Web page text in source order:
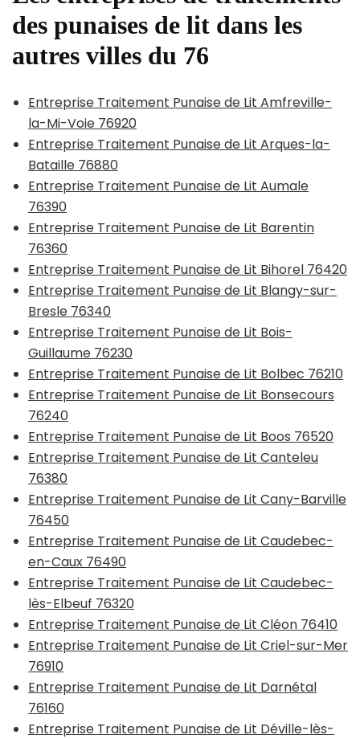
des punaises de lit dans les
autres villes du 76
Entreprise Traitement Punaise de Lit Amfreville-
la-Mi-Voie 76920
Entreprise Traitement Punaise de Lit Arques-la-
Bataille 76880
Entreprise Traitement Punaise de Lit Aumale
76390
Entreprise Traitement Punaise de Lit Barentin
76360
Entreprise Traitement Punaise de Lit Bihorel 76420
Entreprise Traitement Punaise de Lit Blangy-sur-
Bresle 76340
Entreprise Traitement Punaise de Lit Bois-
Guillaume 76230
Entreprise Traitement Punaise de Lit Bolbec 76210
Entreprise Traitement Punaise de Lit Bonsecours
76240
Entreprise Traitement Punaise de Lit Boos 76520
Entreprise Traitement Punaise de Lit Canteleu
76380
Entreprise Traitement Punaise de Lit Cany-Barville
76450
Entreprise Traitement Punaise de Lit Caudebec-
en-Caux 76490
Entreprise Traitement Punaise de Lit Caudebec-
lès-Elbeuf 76320
Entreprise Traitement Punaise de Lit Cléon 76410
Entreprise Traitement Punaise de Lit Criel-sur-Mer
76910
Entreprise Traitement Punaise de Lit Darnétal
76160
Entreprise Traitement Punaise de Lit Déville-lès-